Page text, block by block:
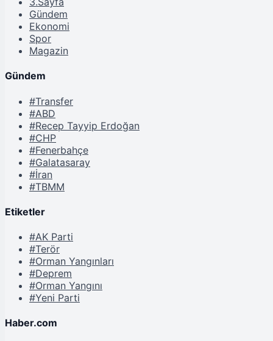
Gündem
Ekonomi
Spor
Magazin
Gündem
#Transfer
#ABD
#Recep Tayyip Erdoğan
#CHP
#Fenerbahçe
#Galatasaray
#İran
#TBMM
Etiketler
#AK Parti
#Terör
#Orman Yangınları
#Deprem
#Orman Yangını
#Yeni Parti
Haber.com